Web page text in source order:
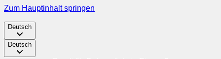
Zum Hauptinhalt springen
Deutsch
Deutsch